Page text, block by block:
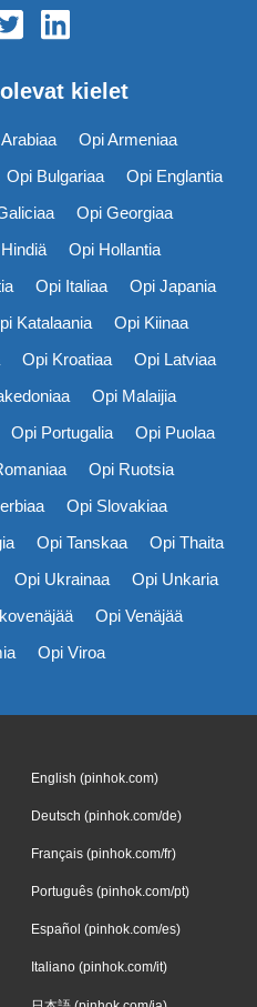
kielet
Opi Armeniaa
Opi Bulgariaa
Opi Englantia
Opi Georgiaa
Opi Hollantia
Opi Italiaa
Opi Japania
Katalaania
Opi Kiinaa
Opi Kroatiaa
Opi Latviaa
Opi Malaijia
Opi Portugalia
Opi Puolaa
Opi Ruotsia
Opi Slovakiaa
Opi Tanskaa
Opi Thaita
Opi Ukrainaa
Opi Unkaria
Opi Venäjää
Opi Viroa
English (pinhok.com)
Deutsch (pinhok.com/de)
Français (pinhok.com/fr)
Português (pinhok.com/pt)
Español (pinhok.com/es)
Italiano (pinhok.com/it)